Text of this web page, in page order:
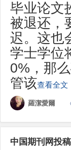
毕业论文
被退还，
迟。这也
学士学位
0%，那
管该查看全文
羅潔愛爾
中国期刊网投